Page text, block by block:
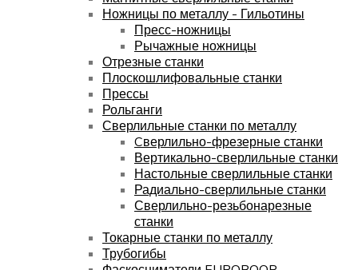
Ножницы по металлу - Гильотины
Пресс-ножницы
Рычажные ножницы
Отрезные станки
Плоскошлифовальные станки
Прессы
Рольганги
Сверлильные станки по металлу
Cверлильно-фрезерные станки
Вертикально-сверлильные станки
Настольные сверлильные станки
Радиально-сверлильные станки
Сверлильно-резьбонарезные
станки
Токарные станки по металлу
Трубогибы